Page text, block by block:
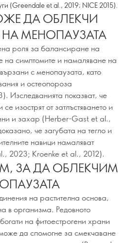
(Greendale et al., 2019; NICE 2015).
ДА ОБЛЕКЧИ
МЕНОПАУЗАТА
роля за балансиране на
на симптомите и намаляване на
с менопаузата, като
и остеопороза
Изследванията показват, че
изострят от затлъстяването и
и захар (Herber-Gast et al.,
че загубата на тегло и
навици намаляват
2023; Kroenke et al., 2012).
ЗА ДА ОБЛЕКЧИМ
на растителна основа,
в организма. Редовното
на фитоестрогени храни
да спомогне за смекчаване